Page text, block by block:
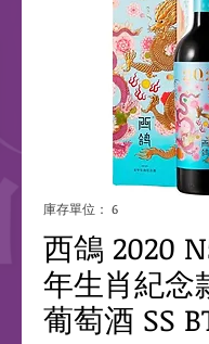
庫存單位： 6
西鴿 2020
年生肖紀念
葡萄酒 SS